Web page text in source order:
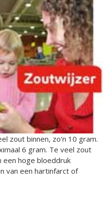
zout binnen, zo'n 10 gram.
6 gram. Te veel zout
een hoge bloeddruk
van een hartinfarct of